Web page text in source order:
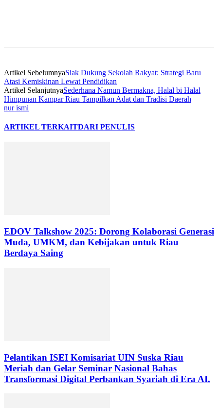
Artikel SebelumnyaSiak Dukung Sekolah Rakyat: Strategi Baru
Atasi Kemiskinan Lewat Pendidikan
Artikel SelanjutnyaSederhana Namun Bermakna, Halal bi Halal
Himpunan Kampar Riau Tampilkan Adat dan Tradisi Daerah
nur ismi
ARTIKEL TERKAITDARI PENULIS
EDOV Talkshow 2025: Dorong Kolaborasi Generasi
Muda, UMKM, dan Kebijakan untuk Riau
Berdaya Saing
Pelantikan ISEI Komisariat UIN Suska Riau
Meriah dan Gelar Seminar Nasional Bahas
Transformasi Digital Perbankan Syariah di Era AI.